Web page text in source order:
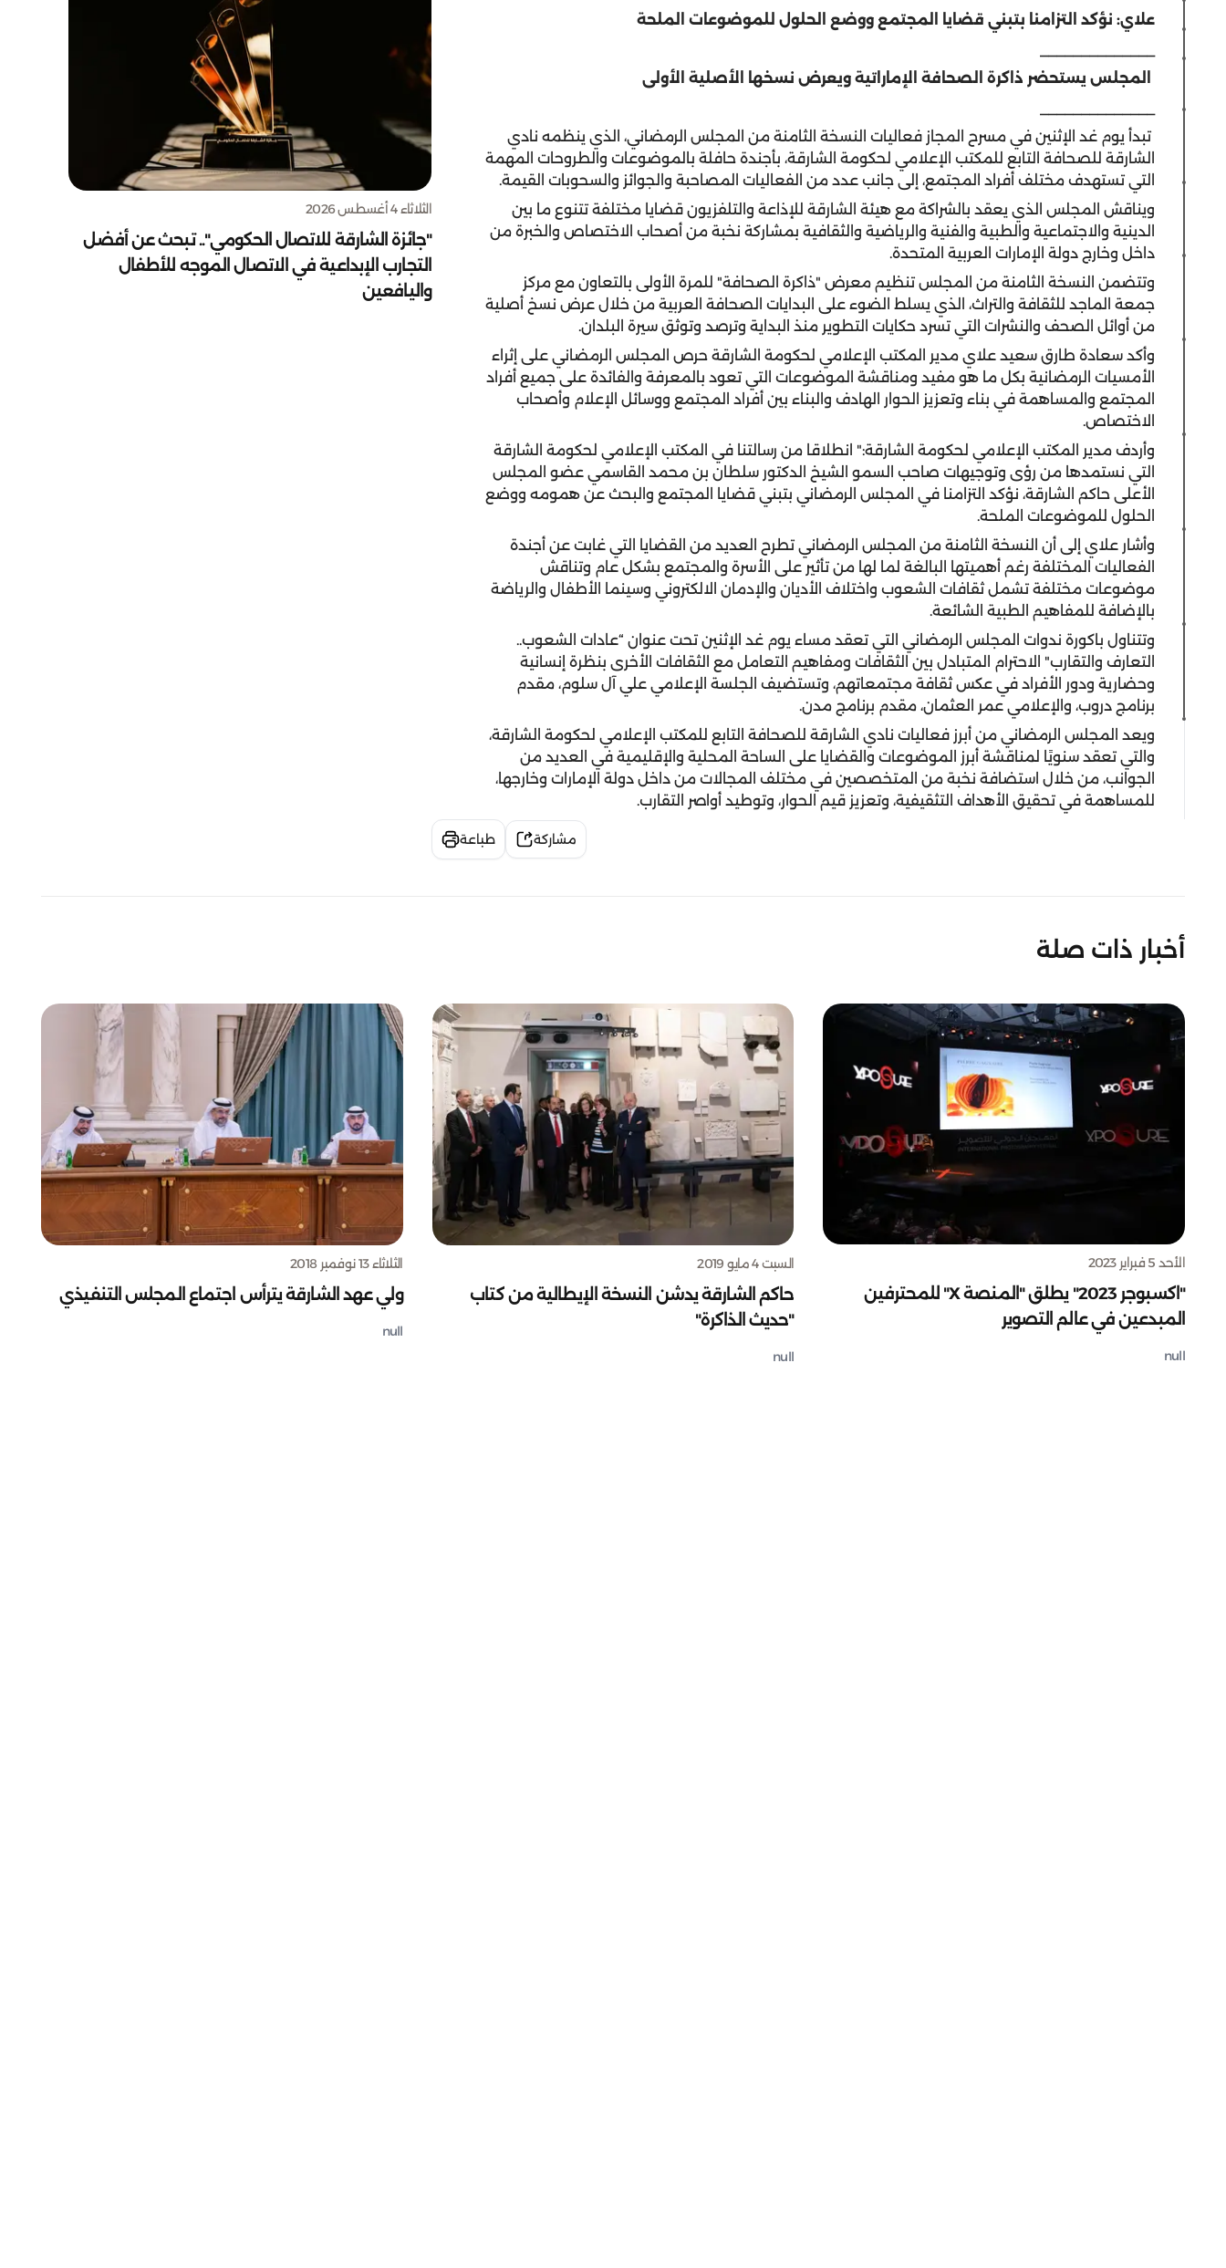
علاي: نؤكد التزامنا بتبني قضايا المجتمع ووضع الحلول للموضوعات الملحة
المجلس يستحضر ذاكرة الصحافة الإماراتية ويعرض نسخها الأصلية الأولى
تبدأ يوم غد الإثنين في مسرح المجاز فعاليات النسخة الثامنة من المجلس الرمضاني، الذي ينظمه نادي
الشارقة للصحافة التابع للمكتب الإعلامي لحكومة الشارقة، بأجندة حافلة بالموضوعات والطروحات المهمة
التي تستهدف مختلف أفراد المجتمع، إلى جانب عدد من الفعاليات المصاحبة والجوائز والسحوبات القيمة.
ويناقش المجلس الذي يعقد بالشراكة مع هيئة الشارقة للإذاعة والتلفزيون قضايا مختلفة تتنوع ما بين
الدينية والاجتماعية والطبية والفنية والرياضية والثقافية بمشاركة نخبة من أصحاب الاختصاص والخبرة من
داخل وخارج دولة الإمارات العربية المتحدة.
وتتضمن النسخة الثامنة من المجلس تنظيم معرض "ذاكرة الصحافة" للمرة الأولى بالتعاون مع مركز
جمعة الماجد للثقافة والتراث، الذي يسلط الضوء على البدايات الصحافة العربية من خلال عرض نسخ أصلية
من أوائل الصحف والنشرات التي تسرد حكايات التطوير منذ البداية وترصد وتوثق سيرة البلدان.
وأكد سعادة طارق سعيد علاي مدير المكتب الإعلامي لحكومة الشارقة حرص المجلس الرمضاني على إثراء
الأمسيات الرمضانية بكل ما هو مفيد ومناقشة الموضوعات التي تعود بالمعرفة والفائدة على جميع أفراد
المجتمع والمساهمة في بناء وتعزيز الحوار الهادف والبناء بين أفراد المجتمع ووسائل الإعلام وأصحاب
الاختصاص.
وأردف مدير المكتب الإعلامي لحكومة الشارقة:" انطلاقا من رسالتنا في المكتب الإعلامي لحكومة الشارقة
التي نستمدها من رؤى وتوجيهات صاحب السمو الشيخ الدكتور سلطان بن محمد القاسمي عضو المجلس
الأعلى حاكم الشارقة، نؤكد التزامنا في المجلس الرمضاني بتبني قضايا المجتمع والبحث عن همومه ووضع
الحلول للموضوعات الملحة.
وأشار علاي إلى أن النسخة الثامنة من المجلس الرمضاني تطرح العديد من القضايا التي غابت عن أجندة
الفعاليات المختلفة رغم أهميتها البالغة لما لها من تأثير على الأسرة والمجتمع بشكل عام وتناقش
موضوعات مختلفة تشمل ثقافات الشعوب واختلاف الأديان والإدمان الالكتروني وسينما الأطفال والرياضة
بالإضافة للمفاهيم الطبية الشائعة.
وتتناول باكورة ندوات المجلس الرمضاني التي تعقد مساء يوم غد الإثنين تحت عنوان “عادات الشعوب..
التعارف والتقارب" الاحترام المتبادل بين الثقافات ومفاهيم التعامل مع الثقافات الأخرى بنظرة إنسانية
وحضارية ودور الأفراد في عكس ثقافة مجتمعاتهم، وتستضيف الجلسة الإعلامي علي آل سلوم، مقدم
برنامج دروب، والإعلامي عمر العثمان، مقدم برنامج مدن.
ويعد المجلس الرمضاني من أبرز فعاليات نادي الشارقة للصحافة التابع للمكتب الإعلامي لحكومة الشارقة،
والتي تعقد سنويًا لمناقشة أبرز الموضوعات والقضايا على الساحة المحلية والإقليمية في العديد من
الجوانب، من خلال استضافة نخبة من المتخصصين في مختلف المجالات من داخل دولة الإمارات وخارجها،
للمساهمة في تحقيق الأهداف التثقيفية، وتعزيز قيم الحوار، وتوطيد أواصر التقارب.
مشاركة طباعة
الثلاثاء 4 أغسطس 2026
"جائزة الشارقة للاتصال الحكومي".. تبحث عن أفضل
التجارب الإبداعية في الاتصال الموجه للأطفال
واليافعين
أخبار ذات صلة
الأحد 5 فبراير 2023
"اكسبوجر 2023" يطلق "المنصة X" للمحترفين
المبدعين في عالم التصوير
null
السبت 4 مايو 2019
حاكم الشارقة يدشن النسخة الإيطالية من كتاب
"حديث الذاكرة"
null
الثلاثاء 13 نوفمبر 2018
ولي عهد الشارقة يترأس اجتماع المجلس التنفيذي
null